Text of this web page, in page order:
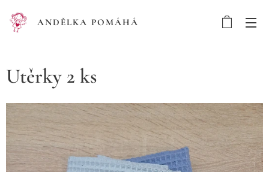
ANDĚLKA POMÁHÁ
Utěrky 2 ks